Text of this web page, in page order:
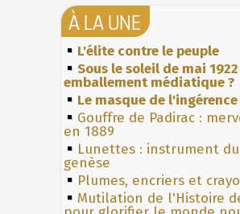
À LA UNE
L'élite contre le peuple
Sous le soleil de mai
emballement médiatique ?
Le masque de
Gouffre de Padirac :
en 1889
Lunettes : instrument
genèse
Plumes, encriers et
Mutilation de l'Histoire